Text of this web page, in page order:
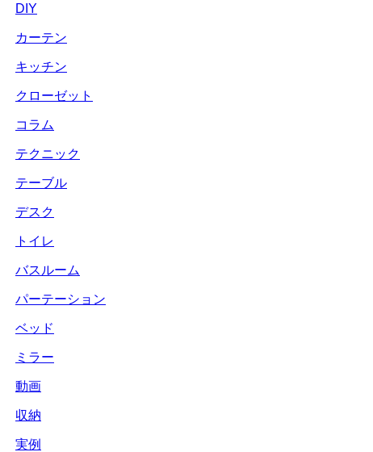
DIY
カーテン
キッチン
クローゼット
コラム
テクニック
テーブル
デスク
トイレ
バスルーム
パーテーション
ベッド
ミラー
動画
収納
実例